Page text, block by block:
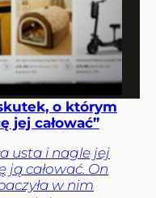
o którym
jej całować”
usta i nagle jej
ją całować. On
w nim